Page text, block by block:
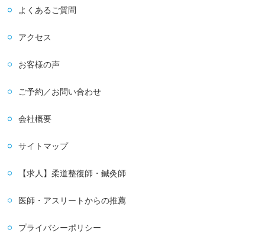
よくあるご質問
アクセス
お客様の声
ご予約／お問い合わせ
会社概要
サイトマップ
【求人】柔道整復師・鍼灸師
医師・アスリートからの推薦
プライバシーポリシー